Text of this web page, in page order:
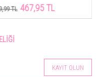
TL 467,95 TL
KAYIT OLUN